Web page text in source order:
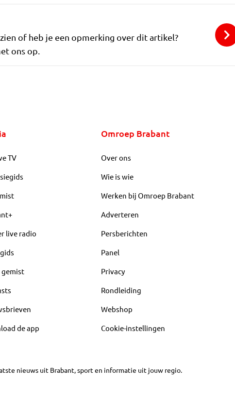
of heb je een opmerking over dit artikel?
ons op.
TV
live radio
gemist
de app
Omroep Brabant
Over ons
Wie is wie
Werken bij Omroep Brabant
Adverteren
Persberichten
Panel
Privacy
Rondleiding
Webshop
Cookie-instellingen
nieuws uit Brabant, sport en informatie uit jouw regio.